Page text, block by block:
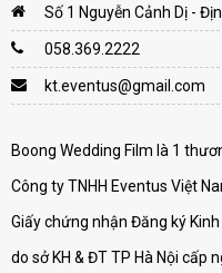
Số 1 Nguyễn Cảnh Dị -
058.369.2222
kt.eventus@gmail.com
Boong Wedding Film là 1
Công ty TNHH Eventus Việt
Giấy chứng nhận Đăng ký
do sở KH & ĐT TP Hà Nội cấp